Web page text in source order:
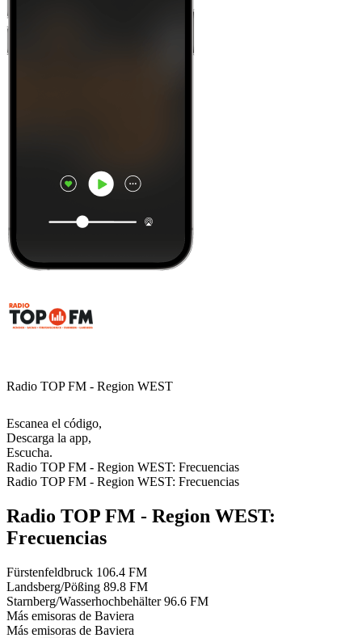
Radio TOP FM - Region WEST
Escanea el código,
Descarga la app,
Escucha.
Radio TOP FM - Region WEST: Frecuencias
Radio TOP FM - Region WEST: Frecuencias
Radio TOP FM - Region WEST:
Frecuencias
Fürstenfeldbruck 106.4 FM
Landsberg/Pößing 89.8 FM
Starnberg/Wasserhochbehälter 96.6 FM
Más emisoras de Baviera
Más emisoras de Baviera